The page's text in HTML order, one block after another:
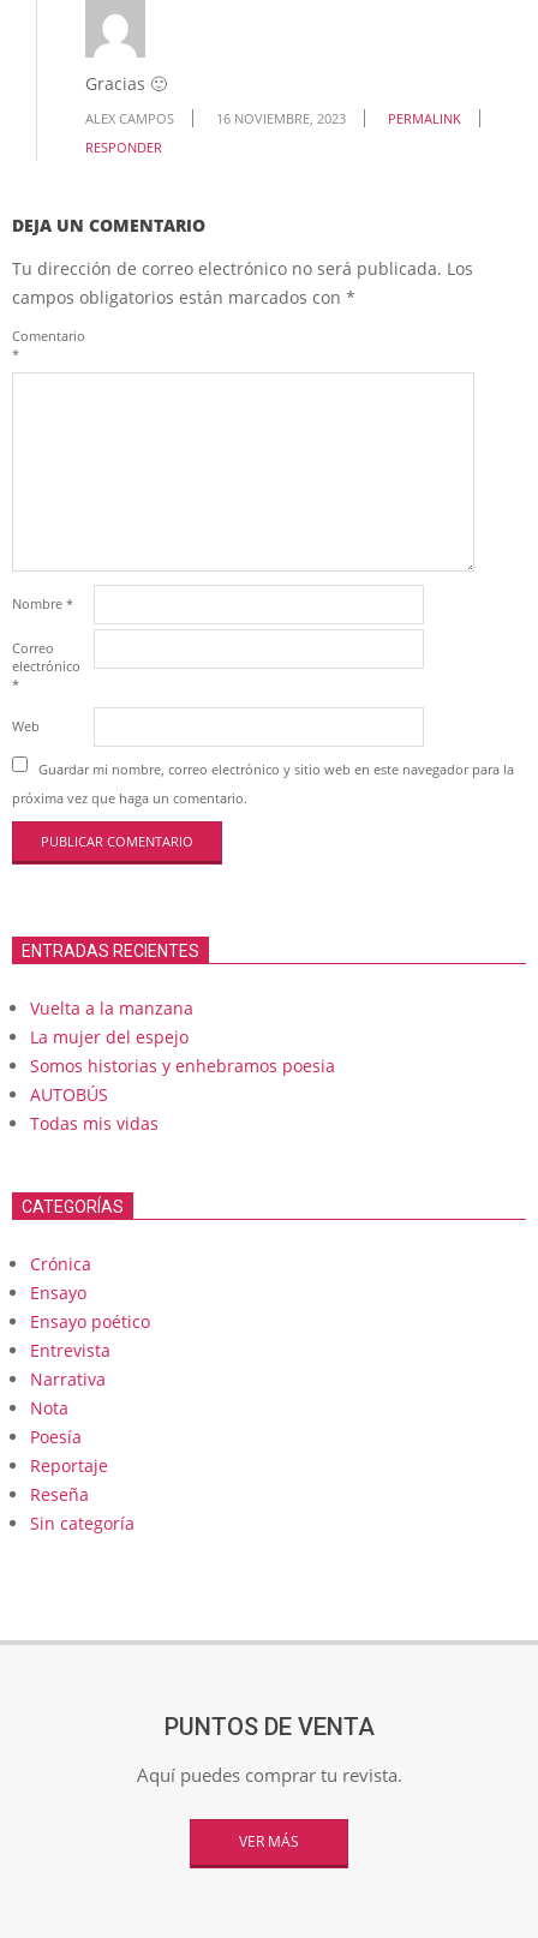
Gracias 🙂
ALEX CAMPOS 16 NOVIEMBRE, 2023
PERMALINK
RESPONDER
DEJA UN COMENTARIO
Tu dirección de correo electrónico no será publicada. Los
campos obligatorios están marcados con *
Comentario
*
Nombre *
Correo
electrónico
*
Web
Guardar mi nombre, correo electrónico y sitio web en este navegador para la
próxima vez que haga un comentario.
ENTRADAS RECIENTES
Vuelta a la manzana
La mujer del espejo
Somos historias y enhebramos poesia
AUTOBÚS
Todas mis vidas
CATEGORÍAS
Crónica
Ensayo
Ensayo poético
Entrevista
Narrativa
Nota
Poesía
Reportaje
Reseña
Sin categoría
PUNTOS DE VENTA
Aquí puedes comprar tu revista.
VER MÁS